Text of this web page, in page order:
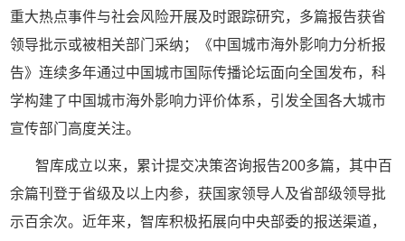
重大热点事件与社会风险开展及时跟踪研究，多篇报告获省
领导批示或被相关部门采纳；《中国城市海外影响力分析报
告》连续多年通过中国城市国际传播论坛面向全国发布，科
学构建了中国城市海外影响力评价体系，引发全国各大城市
宣传部门高度关注。
智库成立以来，累计提交决策咨询报告200多篇，其中百
余篇刊登于省级及以上内参，获 国家领导人及省部级领导批
示百余次。近年来，智库积极拓展向中央部委的报送渠道，